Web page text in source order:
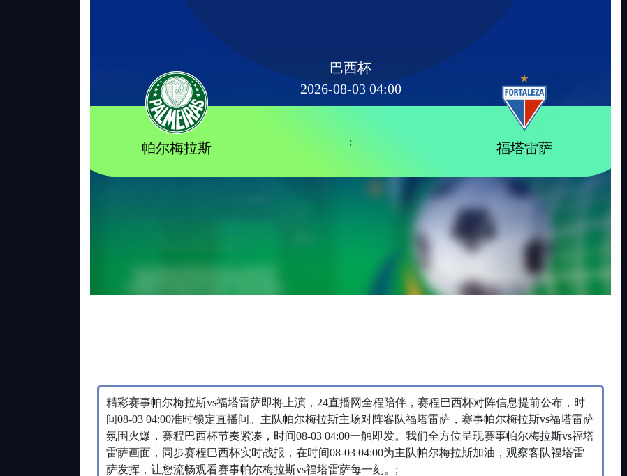
巴西杯
2026-08-03 04:00
帕尔梅拉斯 : 福塔雷萨
精彩赛事帕尔梅拉斯vs福塔雷萨即将上演，24直播网全程陪伴，赛程巴西杯对阵信息提前公布，时
间08-03 04:00准时锁定直播间。主队帕尔梅拉斯主场对阵客队福塔雷萨，赛事帕尔梅拉斯vs福塔雷萨
氛围火爆，赛程巴西杯节奏紧凑，时间08-03 04:00一触即发。我们全方位呈现赛事帕尔梅拉斯vs福塔
雷萨画面，同步赛程巴西杯实时战报，在时间08-03 04:00为主队帕尔梅拉斯加油，观察客队福塔雷
萨发挥，让您流畅观看赛事帕尔梅拉斯vs福塔雷萨每一刻。;